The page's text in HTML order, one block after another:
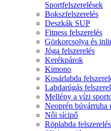
Sportfelszerelések
Bokszfelszerelés
Deszkák SUP
Fitness felszerelés
Görkorcsolya és
Jóga felszerelés
Kerékpárok
Kimono
Kosárlabda
Labdarúgás
Mellény a vízi
Neoprén búvárruha
Női sícipő
Röplabda felszerelés